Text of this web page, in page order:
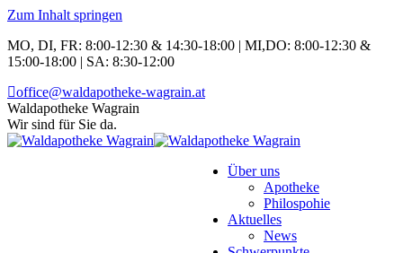
Zum Inhalt springen
MO, DI, FR: 8:00-12:30 & 14:30-18:00 | MI,DO: 8:00-12:30 &
15:00-18:00 | SA: 8:30-12:00
office@waldapotheke-wagrain.at
Waldapotheke Wagrain
Wir sind für Sie da.
Über uns
Apotheke
Philospohie
Aktuelles
News